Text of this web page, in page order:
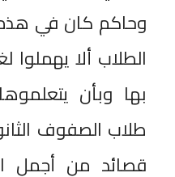
وحاكم كان في
الطلاب ألا يهملوا
بها وبأن
طلاب الصفوف
قصائد من أجمل